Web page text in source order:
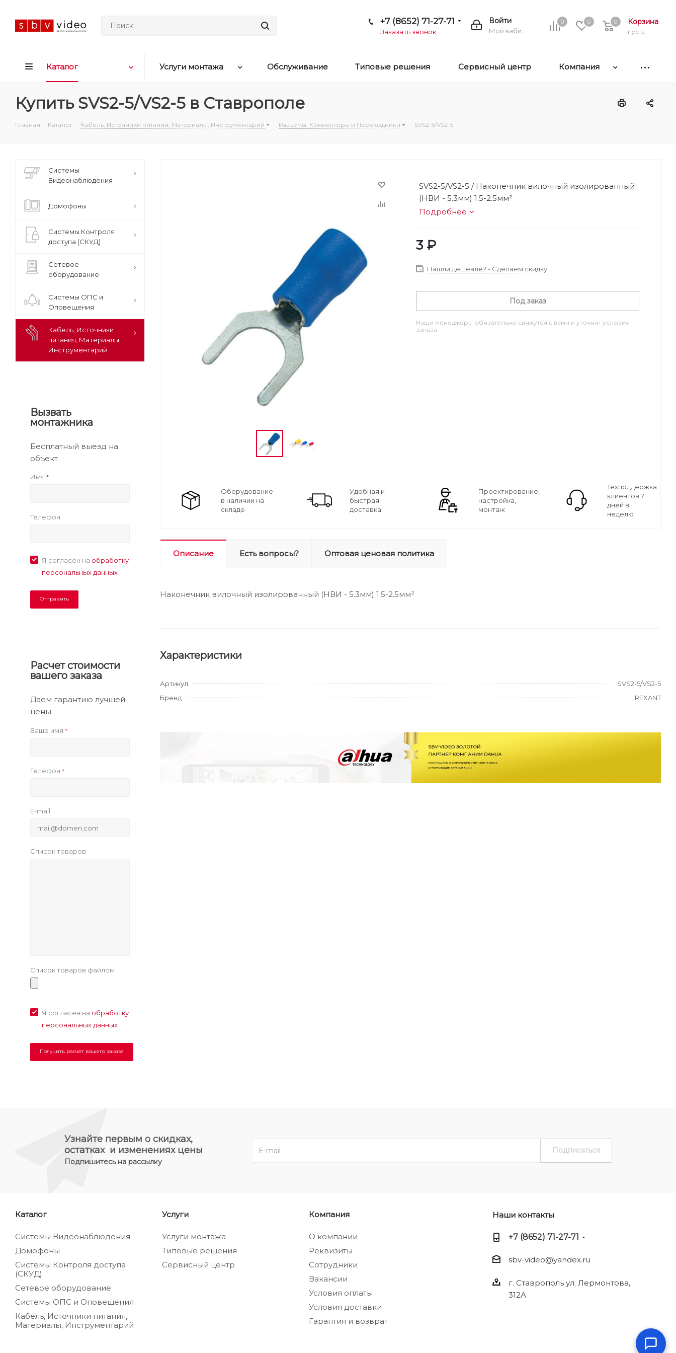
0 0 Корзина
пуста
0
Войти
+7 (8652) 71-27-71
Заказать звонок
Каталог Услуги монтажа Обслуживание Типовые решения Сервисный центр Компания
Купить SVS2-5/VS2-5 в Ставрополе
Главная - Каталог - Кабель, Источники питания, Материалы, Инструментарий - Разъемы, Коннекторы и Переходники - SVS2-5/VS2-5
SVS2-5/VS2-5 / Наконечник вилочный изолированный
(НВИ - 5.3мм) 1.5-2.5мм²
Подробнее
3 ₽
Нашли дешевле? - Сделаем скидку
Под заказ
Наши менеджеры обязательно свяжутся с вами и уточнят условия
заказа
Оборудование
в наличии на
складе
Удобная и
быстрая
доставка
Проектирование,
настройка,
монтаж
Техподдержка
клиентов 7
дней в
неделю
Описание Есть вопросы? Оптовая ценовая политика
Наконечник вилочный изолированный (НВИ - 5.3мм) 1.5-2.5мм²
Характеристики
Артикул
SVS2-5/VS2-5
Бренд
REXANT
Системы
Видеонаблюдения
Домофоны
Системы Контроля
доступа (СКУД)
Сетевое
оборудование
Системы ОПС и
Оповещения
Кабель, Источники
питания, Материалы,
Инструментарий
Вызвать
монтажника
Бесплатный выезд на
объект
Имя *
Телефон
Я согласен на обработку
персональных данных
Расчет стоимости
вашего заказа
Даем гарантию лучшей
цены
Ваше имя *
Телефон *
E-mail
Список товаров
Список товаров файлом
Я согласен на обработку
персональных данных
Узнайте первым о скидках,
остатках и изменениях цены
Подпишитесь на рассылку
Каталог
Системы Видеонаблюдения
Домофоны
Системы Контроля доступа
(СКУД)
Сетевое оборудование
Системы ОПС и Оповещения
Кабель, Источники питания,
Материалы, Инструментарий
Услуги
Услуги монтажа
Типовые решения
Сервисный центр
Компания
О компании
Реквизиты
Сотрудники
Вакансии
Условия оплаты
Условия доставки
Гарантия и возврат
Наши контакты
+7 (8652) 71-27-71
sbv-video@yandex.ru
г. Ставрополь ул. Лермонтова,
312А